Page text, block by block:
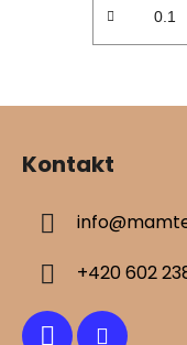
Kontakt
info@
+420 602